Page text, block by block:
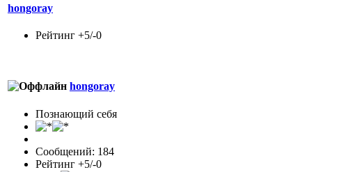
hongoray
Рейтинг +5/-0
hongoray
Познающий себя
Сообщений: 184
Рейтинг +5/-0